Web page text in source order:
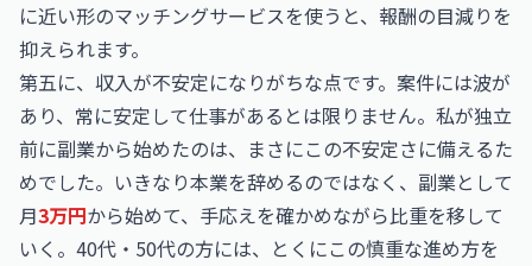
に近い形のマッチングサービスを使うと、報酬の目減りを
抑えられます。
第五に、収入が不安定になりがちな点です。案件には波が
あり、常に安定して仕事があるとは限りません。私が独立
前に副業から始めたのは、まさにこの不安定さに備えるた
めでした。いきなり本業を辞めるのではなく、副業として
月3万円から始めて、手応えを確かめながら比重を移して
いく。40代・50代の方には、とくにこの慎重な進め方を